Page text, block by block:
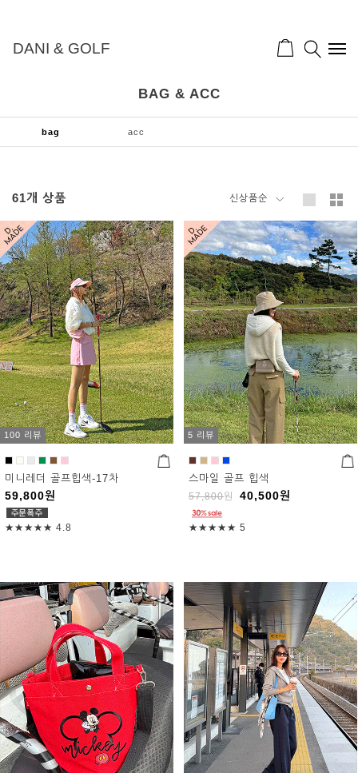
DANI & GOLF
BAG & ACC
bag acc
61개 상품
100 리뷰
미니레더 골프힙색-17차
59,800원
★★★★★ 4.8
5 리뷰
스마일 골프 힙색
57,800원 40,500원
★★★★★ 5